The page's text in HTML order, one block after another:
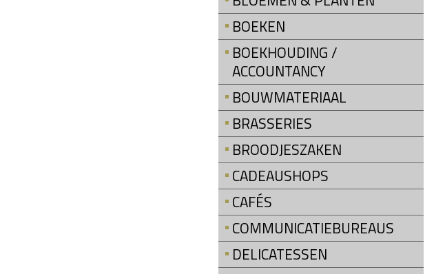
BOEKEN
BOEKHOUDING /
ACCOUNTANCY
BOUWMATERIAAL
BRASSERIES
BROODJESZAKEN
CADEAUSHOPS
CAFÉS
COMMUNICATIEBUREAUS
DELICATESSEN